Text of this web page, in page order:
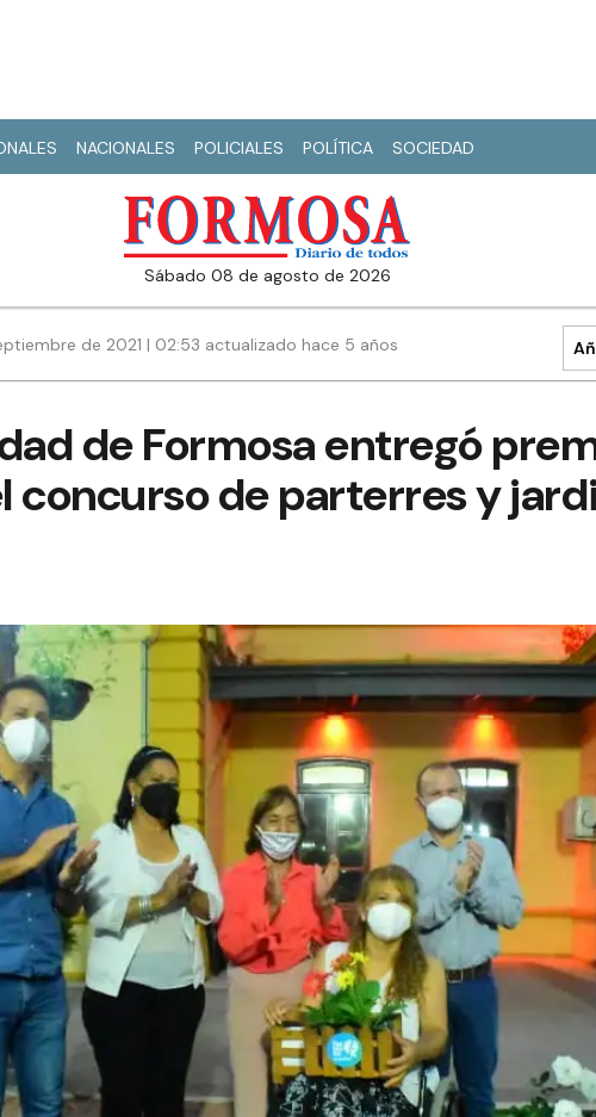
NACIONALES POLICIALES POLÍTICA SOCIEDAD
sábado 08 de agosto de 2026
de 2021 | 02:53 actualizado hace 5 años
de Formosa entregó
concurso de parterres y